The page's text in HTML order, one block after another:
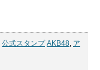
公式スタンプ AKB48, ア